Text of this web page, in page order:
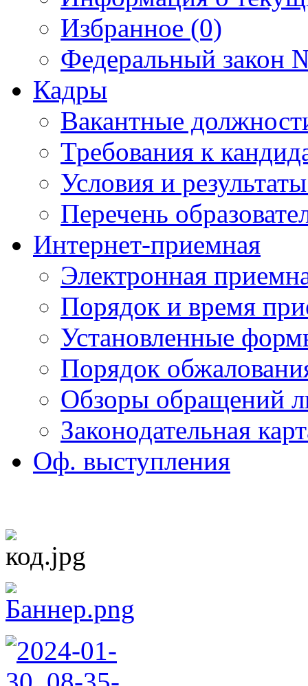
Избранное (0)
Федеральный закон
Кадры
Вакантные
Требования к
Условия и
Перечень
Интернет-приемная
Электронная
Порядок и время
Установленные
Порядок
Обзоры обращений
Законодательная
Оф. выступления